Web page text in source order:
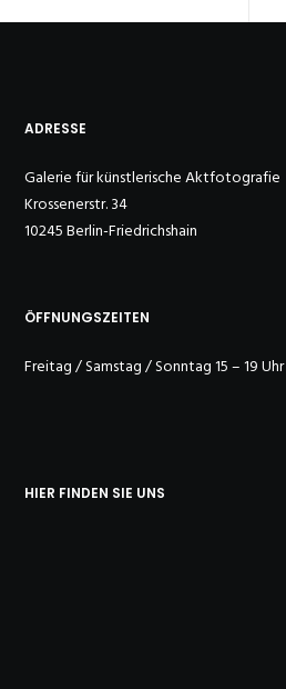
ADRESSE
Galerie für künstlerische Aktfotografie
Krossenerstr. 34
10245 Berlin-Friedrichshain
ÖFFNUNGSZEITEN
Freitag / Samstag / Sonntag 15 – 19 Uhr
HIER FINDEN SIE UNS